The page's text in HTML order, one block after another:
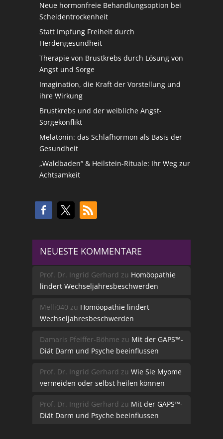
Neue hormonfreie Behandlungsoption bei
Scheidentrockenheit
Statt Impfung Freiheit durch
Herdengesundheit
Therapie von Brustkrebs durch Lösung von
Angst und Sorge
Imagination, die Kraft der Vorstellung und
ihre Wirkung
Brustkrebs und der weibliche Angst-
Sorgekonflikt
Melatonin: das Schlafhormon als Basis der
Gesundheit
„Waldbaden“ & Heilstein-Rituale: Ihr Weg zur
Achtsamkeit
NEUESTE KOMMENTARE
Prof. Dr. Ingrid Gerhard zu Homöopathie
lindert Wechseljahresbeschwerden
Melli040 zu Homöopathie lindert
Wechseljahresbeschwerden
Damaris Pfeiffer-Böhme zu Mit der GAPS™-
Diät Darm und Psyche beeinflussen
Prof. Dr. Ingrid Gerhard zu Wie Sie Myome
vermeiden oder selbst heilen können
Prof. Dr. Ingrid Gerhard zu Mit der GAPS™-
Diät Darm und Psyche beeinflussen